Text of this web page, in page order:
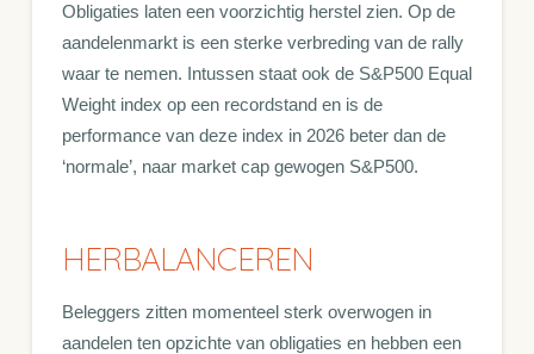
Obligaties laten een voorzichtig herstel zien. Op de
aandelenmarkt is een sterke verbreding van de rally
waar te nemen. Intussen staat ook de S&P500 Equal
Weight index op een recordstand en is de
performance van deze index in 2026 beter dan de
‘normale’, naar market cap gewogen S&P500.
HERBALANCEREN
Beleggers zitten momenteel sterk overwogen in
aandelen ten opzichte van obligaties en hebben een